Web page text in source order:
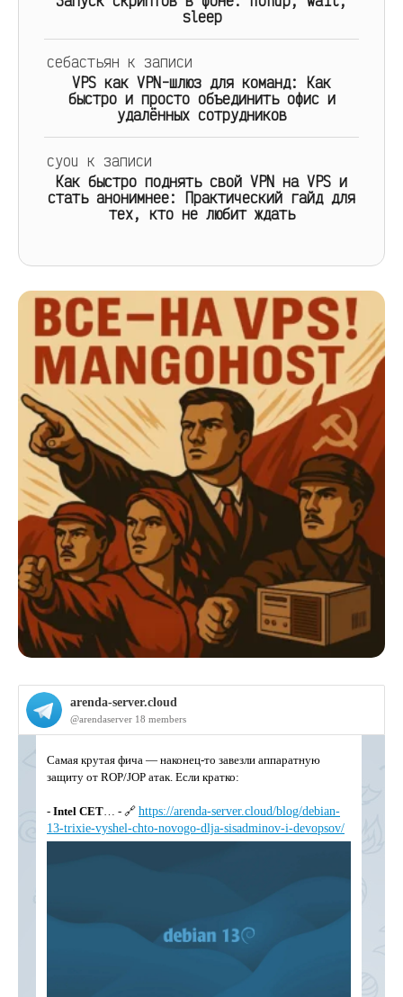
sleep
себастьян к записи
VPS как VPN-шлюз для команд: Как
быстро и просто объединить офис и
удалённых сотрудников
cyou к записи
Как быстро поднять свой VPN на VPS и
стать анонимнее: Практический гайд для
тех, кто не любит ждать